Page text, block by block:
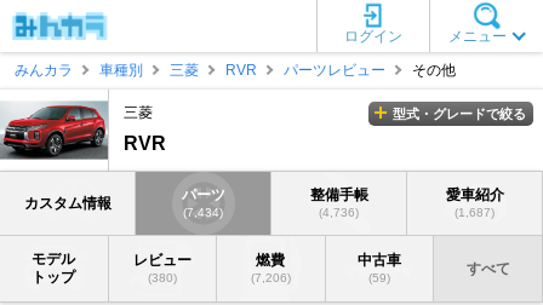
メニュー
ログイン
みんカラ
車種別 三菱 RVR パーツレビュー その他
三菱
RVR
型式・グレードで絞る
カスタム情報 パーツ
(7,434)
整備手帳
(4,736)
愛車紹介
(1,687)
モデル
トップ
レビュー
(380)
燃費
(7,206)
中古車
(59)
すべて